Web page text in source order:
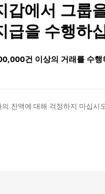
갑에서 그룹
급을 수행하
건 이상의 거래를 수행
잔액에 대해 걱정하지 마십시